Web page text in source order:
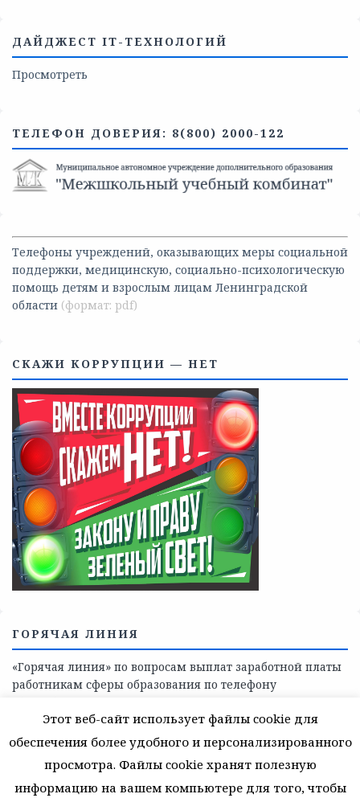
ДАЙДЖЕСТ IT-ТЕХНОЛОГИЙ
Просмотреть
ТЕЛЕФОН ДОВЕРИЯ: 8(800) 2000-122
Телефоны учреждений, оказывающих меры социальной
поддержки, медицинскую, социально-психологическую
помощь детям и взрослым лицам Ленинградской
области
СКАЖИ КОРРУПЦИИ — НЕТ
Этот веб-сайт использует файлы cookie для
обеспечения более удобного и персонализированного
просмотра. Файлы cookie хранят полезную
информацию на вашем компьютере для того, чтобы